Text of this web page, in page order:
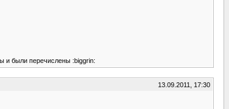
и были перечислены :biggrin:
13.09.2011, 17:30